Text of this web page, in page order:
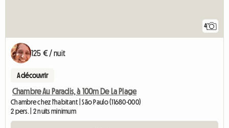
4
125 € / nuit
A découvrir
Chambre Au Paradis, à 100m De La Plage
Chambre chez l'habitant | São Paulo (11680-000)
2 pers. | 2 nuits minimum